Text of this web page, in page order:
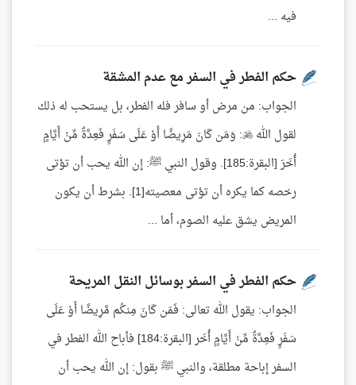
فيه ...
حكم الفطر في السفر مع عدم المشقة
الجواب: من مرض أو سافر فله الفطر، بل يستحب له ذلك
لقول الله : وَمَن كَانَ مَرِيضًا أَوْ عَلَى سَفَرٍ فَعِدَّةٌ مِّنْ أَيَّامٍ
أُخَرَ [البقرة:185]. وقول النبي ﷺ: إن الله يحب أن تؤتى
رخصه كما يكره أن تؤتى معصيته[1]. بشرط أن يكون
المريض يشق عليه الصوم، أما ...
حكم الفطر في السفر بوسائل النقل المريحة
الجواب: يقول الله تعالى: فَمَن كَانَ مِنكُم مَّرِيضًا أَوْ عَلَى
سَفَرٍ فَعِدَّةٌ مِّنْ أَيَّامٍ أُخَر [البقرة:184] فأباح الله الفطر في
السفر إباحة مطلقة، والنبي ﷺ بقول: إن الله يحب أن